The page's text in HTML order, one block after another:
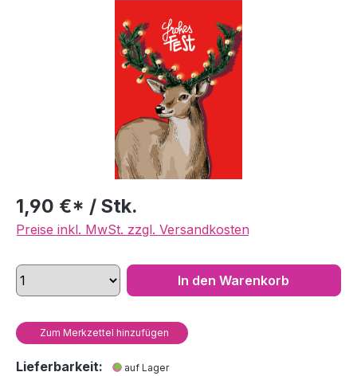
1,90 €* / Stk.
Preise inkl. MwSt. zzgl. Versandkosten
In den Warenkorb
Zum Merkzettel hinzufügen
Lieferbarkeit: auf Lager